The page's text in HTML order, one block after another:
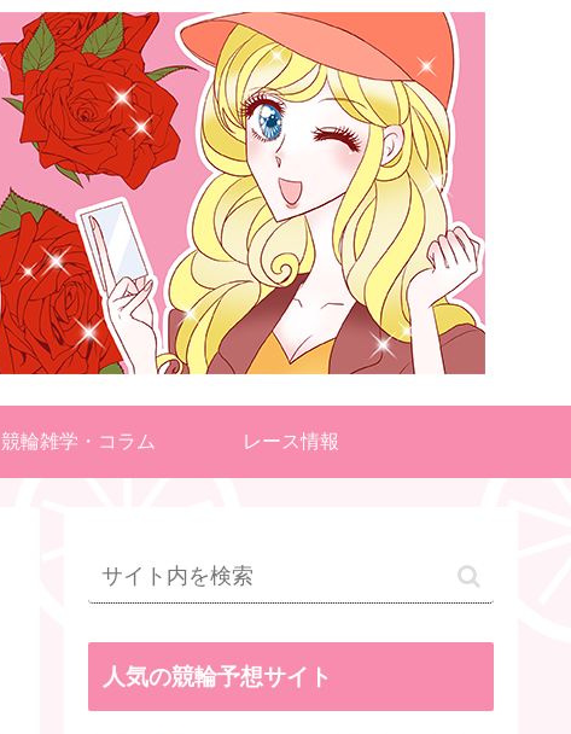
競輪雑学・コラム レース情報
人気の競輪予想サイト